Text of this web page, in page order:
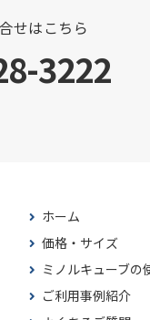
せはこちら
3222
ホーム
価格・サイズ
ミノルキューブの
ご利用事例紹介